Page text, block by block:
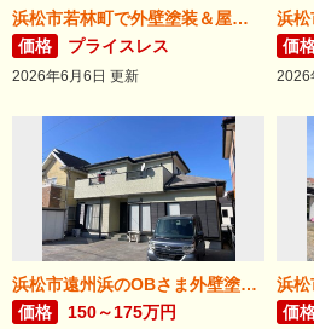
浜松市若林町で外壁塗装＆屋根リフォームが完成！
価格
プライスレス
2026年6月6日 更新
価
2026
浜松市遠州浜のOBさま外壁塗装が完了しました。
価格
150～175万円
価